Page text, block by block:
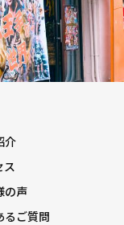
介
ス
の声
るご質問